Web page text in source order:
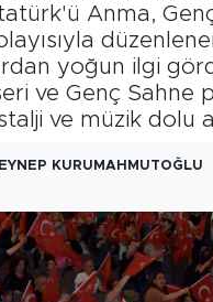
Anma,
yoğun ilgi
ve Genç Sahne
ve müzik dolu
KURUMAHMUTOĞLU